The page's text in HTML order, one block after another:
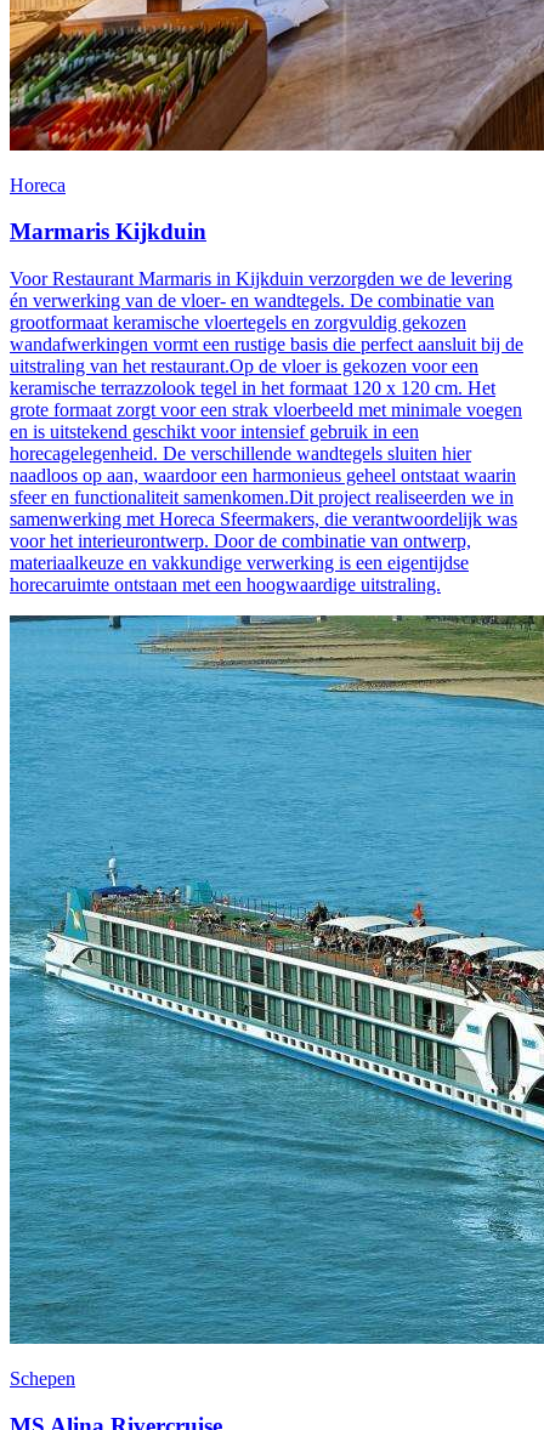
Horeca
Marmaris Kijkduin
Voor Restaurant Marmaris in Kijkduin verzorgden we de levering
én verwerking van de vloer- en wandtegels. De combinatie van
grootformaat keramische vloertegels en zorgvuldig gekozen
wandafwerkingen vormt een rustige basis die perfect aansluit bij de
uitstraling van het restaurant.Op de vloer is gekozen voor een
keramische terrazzolook tegel in het formaat 120 x 120 cm. Het
grote formaat zorgt voor een strak vloerbeeld met minimale voegen
en is uitstekend geschikt voor intensief gebruik in een
horecagelegenheid. De verschillende wandtegels sluiten hier
naadloos op aan, waardoor een harmonieus geheel ontstaat waarin
sfeer en functionaliteit samenkomen.Dit project realiseerden we in
samenwerking met Horeca Sfeermakers, die verantwoordelijk was
voor het interieurontwerp. Door de combinatie van ontwerp,
materiaalkeuze en vakkundige verwerking is een eigentijdse
horecaruimte ontstaan met een hoogwaardige uitstraling.
Schepen